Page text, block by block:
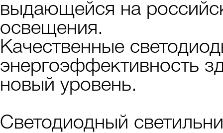
выдающейся на
освещения.
Качественные
энергоэффективность
новый уровень.
Светодиодный